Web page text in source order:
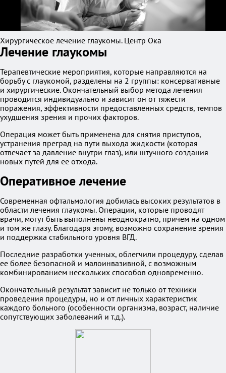
Хирургическое лечение глаукомы. Центр Ока
Лечение глаукомы
Терапевтические мероприятия, которые направляются на
борьбу с глаукомой, разделены на 2 группы: консервативные
и хирургические. Окончательный выбор метода лечения
проводится индивидуально и зависит он от тяжести
поражения, эффективности предоставленных средств, темпов
ухудшения зрения и прочих факторов.
Операция может быть применена для снятия приступов,
устранения преград на пути выхода жидкости (которая
отвечает за давление внутри глаз), или штучного создания
новых путей для ее отхода.
Оперативное лечение
Современная офтальмология добилась высоких результатов в
области лечения глаукомы. Операции, которые проводят
врачи, могут быть выполнены неоднократно, причем на одном
и том же глазу. Благодаря этому, возможно сохранение зрения
и поддержка стабильного уровня ВГД.
Последние разработки ученных, облегчили процедуру, сделав
ее более безопасной и малоинвазивной, с возможным
комбинированием нескольких способов одновременно.
Окончательный результат зависит не только от техники
проведения процедуры, но и от личных характеристик
каждого больного (особенности организма, возраст, наличие
сопутствующих заболеваний и т.д.).